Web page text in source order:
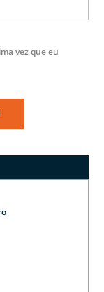
vez que eu